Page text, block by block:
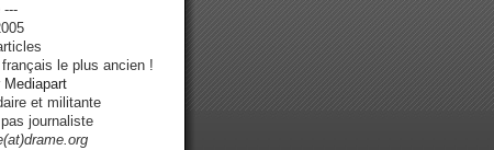
le plus ancien !
et militante
journaliste